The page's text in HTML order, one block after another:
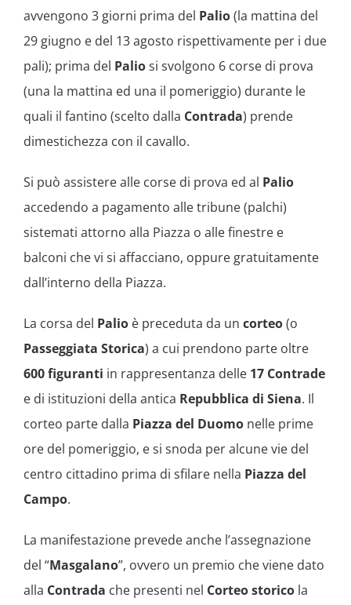
avvengono 3 giorni prima del Palio(la mattina del
29 giugno e del 13 agosto rispettivamente per i due
pali); prima del Paliosi svolgono 6 corse di prova
(una la mattina ed una il pomeriggio) durante le
quali il fantino (scelto dalla Contrada) prende
dimestichezza con il cavallo.
Si può assistere alle corse di prova ed al Palio
accedendo a pagamento alle tribune (palchi)
sistemati attorno alla Piazza o alle finestre e
balconi che vi si affacciano, oppure gratuitamente
dall’interno della Piazza.
La corsa del Palio è preceduta da un corteo(o
Passeggiata Storica) a cui prendono parte oltre
600 figuranti in rappresentanza delle 17 Contrade
e di istituzioni della antica Repubblica di Siena. Il
corteo parte dalla Piazza del Duomo nelle prime
ore del pomeriggio, e si snoda per alcune vie del
centro cittadino prima di sfilare nella Piazza del
Campo.
La manifestazione prevede anche l’assegnazione
del “Masgalano”, ovvero un premio che viene dato
alla Contrada che presenti nel Corteo storico la